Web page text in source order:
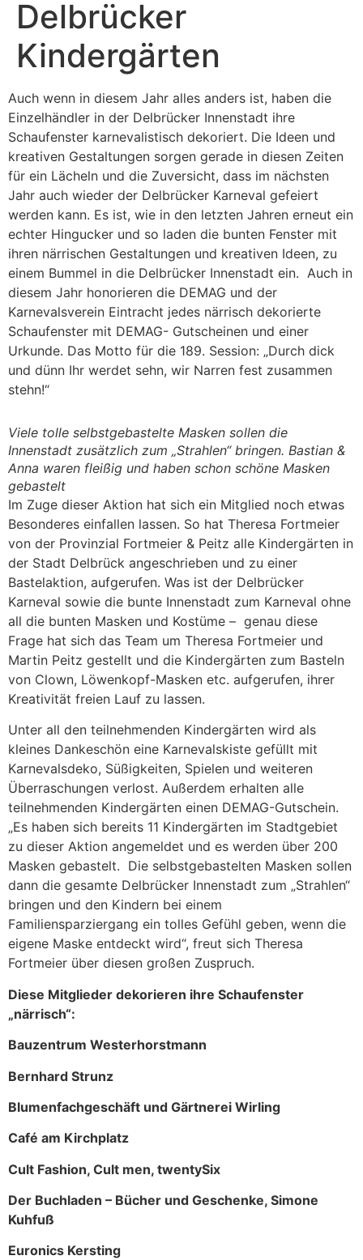
Delbrücker
Kindergärten
Auch wenn in diesem Jahr alles anders ist, haben die
Einzelhändler in der Delbrücker Innenstadt ihre
Schaufenster karnevalistisch dekoriert. Die Ideen und
kreativen Gestaltungen sorgen gerade in diesen Zeiten
für ein Lächeln und die Zuversicht, dass im nächsten
Jahr auch wieder der Delbrücker Karneval gefeiert
werden kann. Es ist, wie in den letzten Jahren erneut ein
echter Hingucker und so laden die bunten Fenster mit
ihren närrischen Gestaltungen und kreativen Ideen, zu
einem Bummel in die Delbrücker Innenstadt ein. Auch in
diesem Jahr honorieren die DEMAG und der
Karnevalsverein Eintracht jedes närrisch dekorierte
Schaufenster mit DEMAG- Gutscheinen und einer
Urkunde. Das Motto für die 189. Session: „Durch dick
und dünn Ihr werdet sehn, wir Narren fest zusammen
stehn!“
Viele tolle selbstgebastelte Masken sollen die
Innenstadt zusätzlich zum „Strahlen“ bringen. Bastian &
Anna waren fleißig und haben schon schöne Masken
gebastelt
Im Zuge dieser Aktion hat sich ein Mitglied noch etwas
Besonderes einfallen lassen. So hat Theresa Fortmeier
von der Provinzial Fortmeier & Peitz alle Kindergärten in
der Stadt Delbrück angeschrieben und zu einer
Bastelaktion, aufgerufen. Was ist der Delbrücker
Karneval sowie die bunte Innenstadt zum Karneval ohne
all die bunten Masken und Kostüme – genau diese
Frage hat sich das Team um Theresa Fortmeier und
Martin Peitz gestellt und die Kindergärten zum Basteln
von Clown, Löwenkopf-Masken etc. aufgerufen, ihrer
Kreativität freien Lauf zu lassen.
Unter all den teilnehmenden Kindergärten wird als
kleines Dankeschön eine Karnevalskiste gefüllt mit
Karnevalsdeko, Süßigkeiten, Spielen und weiteren
Überraschungen verlost. Außerdem erhalten alle
teilnehmenden Kindergärten einen DEMAG-Gutschein.
„Es haben sich bereits 11 Kindergärten im Stadtgebiet
zu dieser Aktion angemeldet und es werden über 200
Masken gebastelt. Die selbstgebastelten Masken sollen
dann die gesamte Delbrücker Innenstadt zum „Strahlen“
bringen und den Kindern bei einem
Familiensparziergang ein tolles Gefühl geben, wenn die
eigene Maske entdeckt wird“, freut sich Theresa
Fortmeier über diesen großen Zuspruch.
Diese Mitglieder dekorieren ihre Schaufenster
„närrisch“:
Bauzentrum Westerhorstmann
Bernhard Strunz
Blumenfachgeschäft und Gärtnerei Wirling
Café am Kirchplatz
Cult Fashion, Cult men, twentySix
Der Buchladen – Bücher und Geschenke, Simone
Kuhfuß
Euronics Kersting